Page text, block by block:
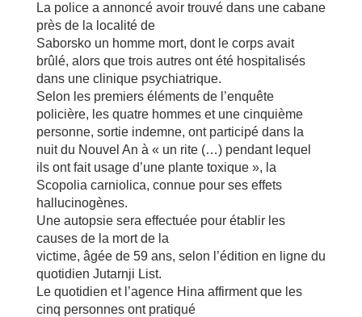
La police a annoncé avoir trouvé dans une cabane
près de la localité de
Saborsko un homme mort, dont le corps avait
brûlé, alors que trois autres ont été hospitalisés
dans une clinique psychiatrique.
Selon les premiers éléments de l’enquête
policière, les quatre hommes et une cinquième
personne, sortie indemne, ont participé dans la
nuit du Nouvel An à « un rite (…) pendant lequel
ils ont fait usage d’une plante toxique », la
Scopolia carniolica, connue pour ses effets
hallucinogènes.
Une autopsie sera effectuée pour établir les
causes de la mort de la
victime, âgée de 59 ans, selon l’édition en ligne du
quotidien Jutarnji List.
Le quotidien et l’agence Hina affirment que les
cinq personnes ont pratiqué